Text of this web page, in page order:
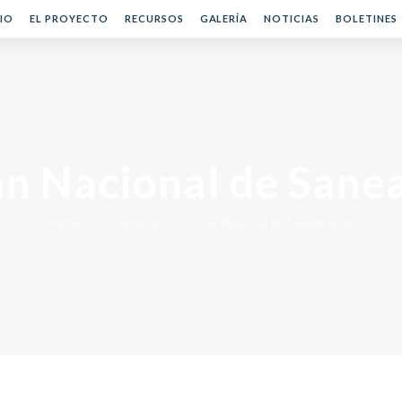
EL PROYECTO RECURSOS GALERÍA NOTICIAS BOLETINES